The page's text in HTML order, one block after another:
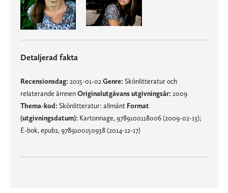
Detaljerad fakta
Recensionsdag: 2015-01-02 Genre: Skönlitteratur och
relaterande ämnenOriginalutgåvans utgivningsår: 2009
Thema-kod: Skönlitteratur: allmänt Format
(utgivningsdatum): Kartonnage, 9789100118006 (2009-02-13);
E-bok, epub2, 9789100150938 (2014-12-17)